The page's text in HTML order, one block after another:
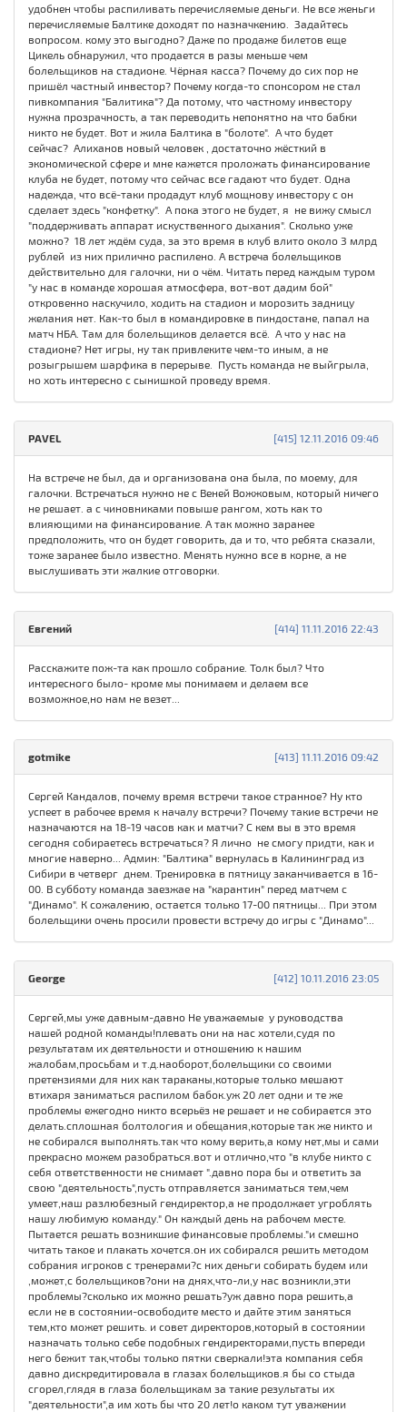
удобнен чтобы распиливать перечисляемые деньги. Не все женьги
перечисляемые Балтике доходят по назначкению. Задайтесь
вопросом. кому это выгодно? Даже по продаже билетов еще
Цикель обнаружил, что продается в разы меньше чем
болельщиков на стадионе. Чёрная касса? Почему до сих пор не
пришёл частный инвестор? Почему когда-то спонсором не стал
пивкомпания "Балитика"? Да потому, что частному инвестору
нужна прозрачность, а так переводить непонятно на что бабки
никто не будет. Вот и жила Балтика в "болоте". А что будет
сейчас? Алиханов новый человек , достаточно жёсткий в
экономической сфере и мне кажется проложать финансирование
клуба не будет, потому что сейчас все гадают что будет. Одна
надежда, что всё-таки продадут клуб мощнову инвестору с он
сделает здесь "конфетку". А пока этого не будет, я не вижу смысл
"поддерживать аппарат искуственного дыхания". Сколько уже
можно? 18 лет ждём суда, за это время в клуб влито около 3 млрд
рублей из них прилично распилено. А встреча болельщиков
действительно для галочки, ни о чём. Читать перед каждым туром
"у нас в команде хорошая атмосфера, вот-вот дадим бой"
откровенно наскучило, ходить на стадион и морозить задницу
желания нет. Как-то был в командировке в пиндостане, папал на
матч НБА. Там для болельщиков делается всё. А что у нас на
стадионе? Нет игры, ну так привлеките чем-то иным, а не
розыгрышем шарфика в перерыве. Пусть команда не выйгрыла,
но хоть интересно с сынишкой проведу время.
[415] 12.11.2016 09:46
PAVEL
На встрече не был, да и организована она была, по моему, для
галочки. Встречаться нужно не с Веней Вожжовым, который ничего
не решает. а с чиновниками повыше рангом, хоть как то
влияющими на финансирование. А так можно заранее
предположить, что он будет говорить, да и то, что ребята сказали,
тоже заранее было известно. Менять нужно все в корне, а не
выслушивать эти жалкие отговорки.
[414] 11.11.2016 22:43
Евгений
Расскажите пож-та как прошло собрание. Толк был? Что
интересного было- кроме мы понимаем и делаем все
возможное,но нам не везет...
[413] 11.11.2016 09:42
gotmike
Сергей Кандалов, почему время встречи такое странное? Ну кто
успеет в рабочее время к началу встречи? Почему такие встречи не
назначаются на 18-19 часов как и матчи? С кем вы в это время
сегодня собираетесь встречаться? Я лично не смогу придти, как и
многие наверно... Админ: "Балтика" вернулась в Калининград из
Сибири в четверг днем. Тренировка в пятницу заканчивается в 16-
00. В субботу команда заезжае на "карантин" перед матчем с
"Динамо". К сожалению, остается только 17-00 пятницы... При этом
болельщики очень просили провести встречу до игры с "Динамо"...
[412] 10.11.2016 23:05
George
Сергей,мы уже давным-давно Не уважаемые у руководства
нашей родной команды!плевать они на нас хотели,судя по
результатам их деятельности и отношению к нашим
жалобам,просьбам и т.д.наоборот,болельщики со своими
претензиями для них как тараканы,которые только мешают
втихаря заниматься распилом бабок.уж 20 лет одни и те же
проблемы ежегодно никто всерьёз не решает и не собирается это
делать.сплошная болтология и обещания,которые так же никто и
не собирался выполнять.так что кому верить,а кому нет,мы и сами
прекрасно можем разобраться.вот и отлично,что "в клубе никто с
себя ответственности не снимает ".давно пора бы и ответить за
свою "деятельность",пусть отправляется заниматься тем,чем
умеет,наш разлюбезный гендиректор,а не продолжает угроблять
нашу любимую команду." Он каждый день на рабочем месте.
Пытается решать возникшие финансовые проблемы."и смешно
читать такое и плакать хочется.он их собирался решить методом
собрания игроков с тренерами?с них деньги собирать будем или
,может,с болельщиков?они на днях,что-ли,у нас возникли,эти
проблемы?сколько их можно решать?уж давно пора решить,а
если не в состоянии-освободите место и дайте этим заняться
тем,кто может решить. и совет директоров,который в состоянии
назначать только себе подобных гендиректорами,пусть впереди
него бежит так,чтобы только пятки сверкали!эта компания себя
давно дискредитировала в глазах болельщиков.я бы со стыда
сгорел,глядя в глаза болельщикам за такие результаты их
"деятельности",а им хоть бы что 20 лет!о каком тут уважении